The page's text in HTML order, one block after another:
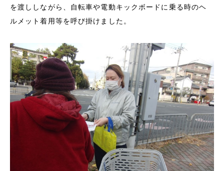
を渡ししながら、自転車や電動キックボードに乗る時のヘ
ルメット着用等を呼び掛けました。